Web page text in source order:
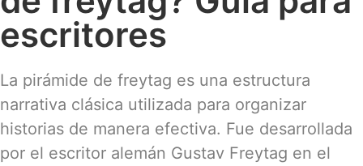
escritores
La pirámide de freytag es una estructura
narrativa clásica utilizada para organizar
historias de manera efectiva. Fue desarrollada
por el escritor alemán Gustav Freytag en el